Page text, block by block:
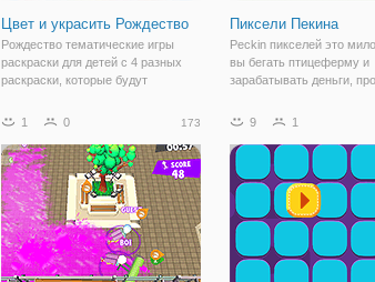
Цвет и украсить Рождество
Рождество тематические игры
раскраски для детей с 4 разных
раскраски, которые будут
чтобы научиться рисовать внутри
получать удовольствие, добавив
красочные
Пиксели Пекина
Peckin пикселей это
вы бегать птицеферму и
зарабатывать деньги,
Управлять вашей ферме и
может дать вам яйца.
удовольствие!
1 0 173 9 1